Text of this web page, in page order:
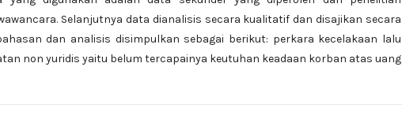
Selanjutnya data dianalisis secara kualitatif dan disajikan secara
dan analisis disimpulkan sebagai berikut: perkara kecelakaan lalu
non yuridis yaitu belum tercapainya keutuhan keadaan korban atas uang